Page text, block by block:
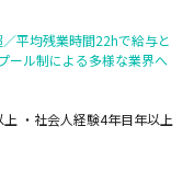
平均残業時間22hで給与と
ール制による多様な業界へ
・社会人経験4年目年以上